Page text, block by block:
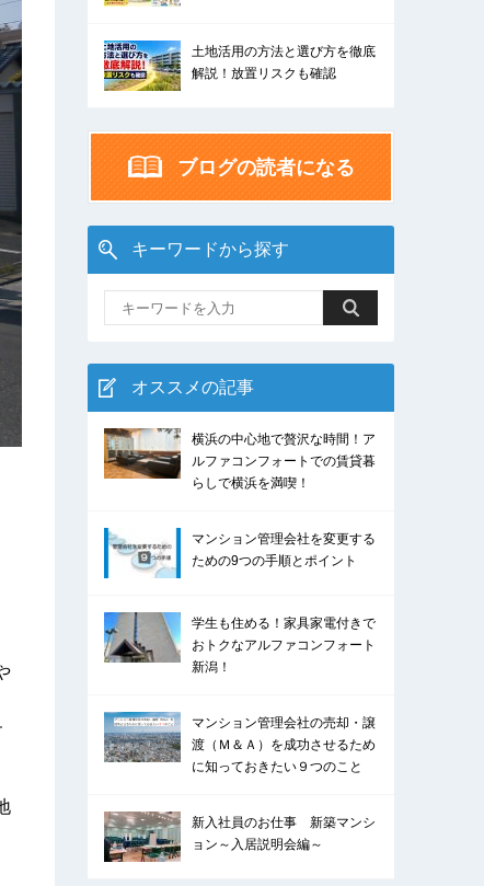
土地活用の方法と選び方を徹底
解説！放置リスクも確認
ブログの読者になる
キーワードから探す
オススメの記事
横浜の中心地で贅沢な時間！ア
ルファコンフォートでの賃貸暮
らしで横浜を満喫！
マンション管理会社を変更する
ための9つの手順とポイント
学生も住める！家具家電付きで
おトクなアルファコンフォート
新潟！
マンション管理会社の売却・譲
渡（Ｍ＆Ａ）を成功させるため
に知っておきたい９つのこと
新入社員のお仕事 新築マンシ
ョン～入居説明会編～